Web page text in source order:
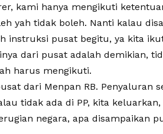
kami hanya mengikuti
yah tidak boleh. Nanti kalau
instruksi pusat begitu, ya kita
dari pusat adalah demikian,
harus mengikuti.
dari Menpan RB. Penyaluran
tidak ada di PP, kita
negara, apa disampaikan